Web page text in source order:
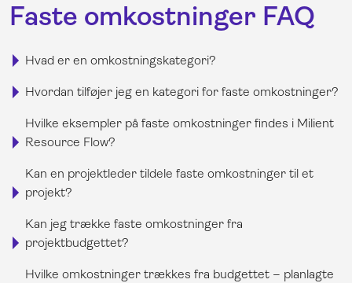
Faste omkostninger FAQ
Hvad er en omkostningskategori?
Hvordan tilføjer jeg en kategori for faste omkostninger?
Hvilke eksempler på faste omkostninger findes i Milient
Resource Flow?
Kan en projektleder tildele faste omkostninger til et
projekt?
Kan jeg trække faste omkostninger fra
projektbudgettet?
Hvilke omkostninger trækkes fra budgettet – planlagte